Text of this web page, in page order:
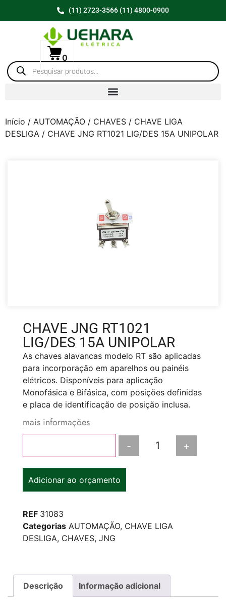
(11) 2723-3566 (11) 4800-0900
0
Início / AUTOMAÇÃO / CHAVES / CHAVE LIGA
DESLIGA / CHAVE JNG RT1021 LIG/DES 15A UNIPOLAR
CHAVE JNG RT1021
LIG/DES 15A UNIPOLAR
As chaves alavancas modelo RT são aplicadas
para incorporação em aparelhos ou painéis
elétricos. Disponíveis para aplicação
Monofásica e Bifásica, com posições definidas
e placa de identificação de posição inclusa.
mais informações
- +
Adicionar ao orçamento
REF 31083
Categorias AUTOMAÇÃO, CHAVE LIGA
DESLIGA, CHAVES, JNG
Descrição Informação adicional